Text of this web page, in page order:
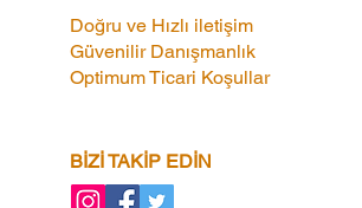
Doğru ve Hızlı iletişim
Güvenilir Danışmanlık
Optimum Ticari Koşullar
BİZİ TAKİP EDİN